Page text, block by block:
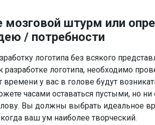
мозговой штурм или
/ потребности
логотипа без всякого
разработке логотипа, необходимо
у вас в голове будут
часами оставаться пустыми, но ни
Вы должны выбрать идеальное
ваш ум наиболее творческий.